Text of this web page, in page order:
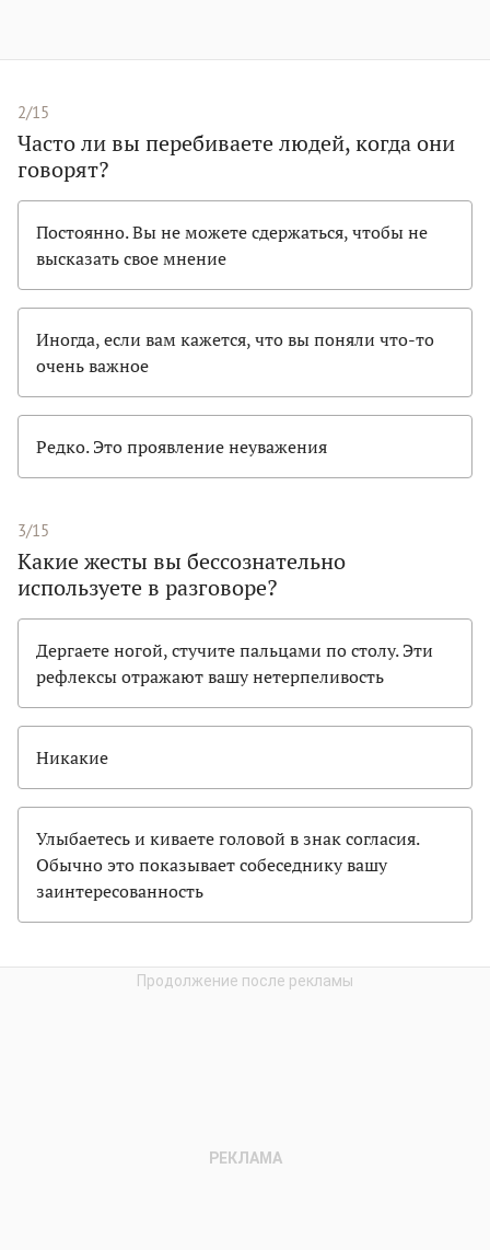
2/15
Часто ли вы перебиваете людей, когда они
говорят?
Постоянно. Вы не можете сдержаться, чтобы не
высказать свое мнение
Иногда, если вам кажется, что вы поняли что-то
очень важное
Редко. Это проявление неуважения
3/15
Какие жесты вы бессознательно
используете в разговоре?
Дергаете ногой, стучите пальцами по столу. Эти
рефлексы отражают вашу нетерпеливость
Никакие
Улыбаетесь и киваете головой в знак согласия.
Обычно это показывает собеседнику вашу
заинтересованность